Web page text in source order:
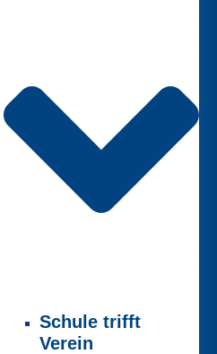
Schule trifft
Verein